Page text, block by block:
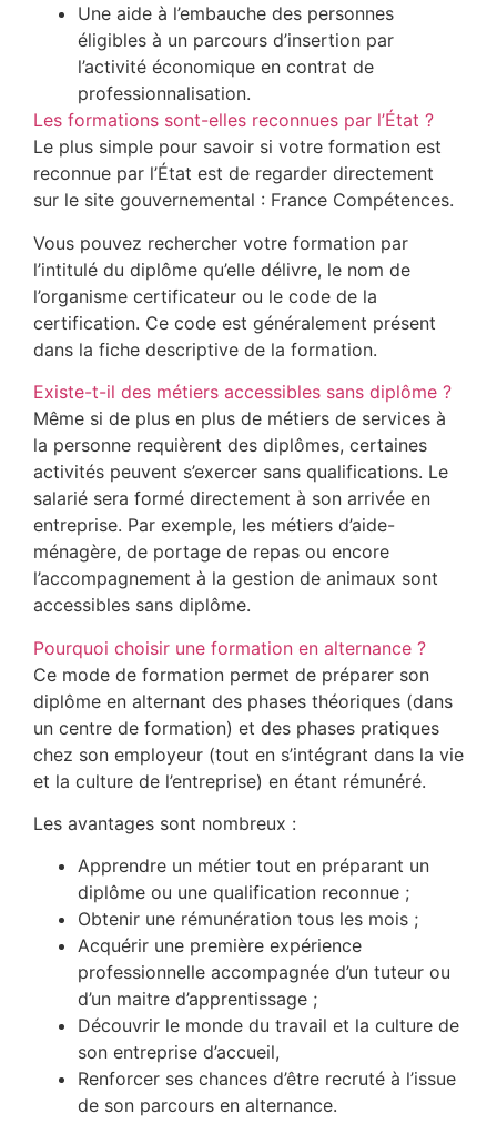
Une aide à l’embauche des personnes
éligibles à un parcours d’insertion par
l’activité économique en contrat de
professionnalisation.
Les formations sont-elles reconnues par l’État ?
Le plus simple pour savoir si votre formation est
reconnue par l’État est de regarder directement
sur le site gouvernemental : France Compétences.
Vous pouvez rechercher votre formation par
l’intitulé du diplôme qu’elle délivre, le nom de
l’organisme certificateur ou le code de la
certification. Ce code est généralement présent
dans la fiche descriptive de la formation.
Existe-t-il des métiers accessibles sans diplôme ?
Même si de plus en plus de métiers de services à
la personne requièrent des diplômes, certaines
activités peuvent s’exercer sans qualifications. Le
salarié sera formé directement à son arrivée en
entreprise. Par exemple, les métiers d’aide-
ménagère, de portage de repas ou encore
l’accompagnement à la gestion de animaux sont
accessibles sans diplôme.
Pourquoi choisir une formation en alternance ?
Ce mode de formation permet de préparer son
diplôme en alternant des phases théoriques (dans
un centre de formation) et des phases pratiques
chez son employeur (tout en s’intégrant dans la vie
et la culture de l’entreprise) en étant rémunéré.
Les avantages sont nombreux :
Apprendre un métier tout en préparant un
diplôme ou une qualification reconnue ;
Obtenir une rémunération tous les mois ;
Acquérir une première expérience
professionnelle accompagnée d’un tuteur ou
d’un maitre d’apprentissage ;
Découvrir le monde du travail et la culture de
son entreprise d’accueil,
Renforcer ses chances d’être recruté à l’issue
de son parcours en alternance.